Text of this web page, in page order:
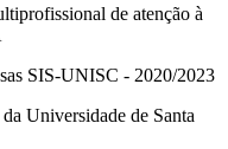
de atenção à
SIS-UNISC - 2020/2023
Universidade de Santa